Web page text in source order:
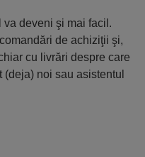
va deveni şi mai facil.
de achiziţii şi,
cu livrări despre care
noi sau asistentul